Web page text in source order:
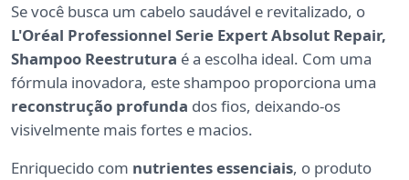
Se você busca um cabelo saudável e revitalizado, o
L'Oréal Professionnel Serie Expert Absolut Repair,
Shampoo Reestrutura é a escolha ideal. Com uma
fórmula inovadora, este shampoo proporciona uma
reconstrução profunda dos fios, deixando-os
visivelmente mais fortes e macios.
Enriquecido com nutrientes essenciais, o produto